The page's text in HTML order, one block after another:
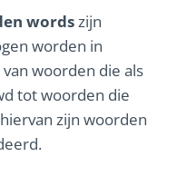
wordszijn
worden in
woorden die als
tot woorden die
zijn woorden